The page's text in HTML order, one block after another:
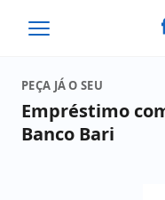
PEÇA JÁ O SEU
Empréstimo
Banco Bari